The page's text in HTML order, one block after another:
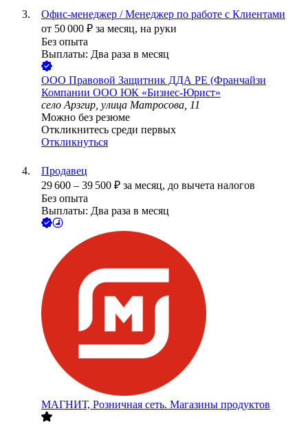
Офис-менеджер / Менеджер по работе с Клиентами
от 50 000 ₽ за месяц, на руки
Без опыта
Выплаты: Два раза в месяц
ООО Правовой Защитник ДДА РЕ (Франчайзи
Компании ООО ЮК «Бизнес-Юрист»
село Арзгир, улица Матросова, 11
Можно без резюме
Откликнитесь среди первых
Откликнуться
Продавец
29 600 – 39 500 ₽ за месяц, до вычета налогов
Без опыта
Выплаты: Два раза в месяц
МАГНИТ, Розничная сеть. Магазины продуктов